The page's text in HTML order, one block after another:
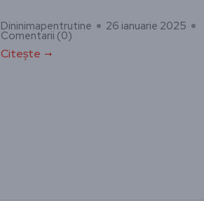
Dininimapentrutine 26 ianuarie 2025
Comentarii (0)
Citește